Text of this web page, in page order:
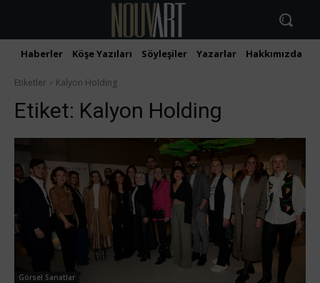
Haberler Köşe Yazıları Söyleşiler Yazarlar Hakkımızda
Etiketler Kalyon Holding
Etiket: Kalyon Holding
Görsel Sanatlar